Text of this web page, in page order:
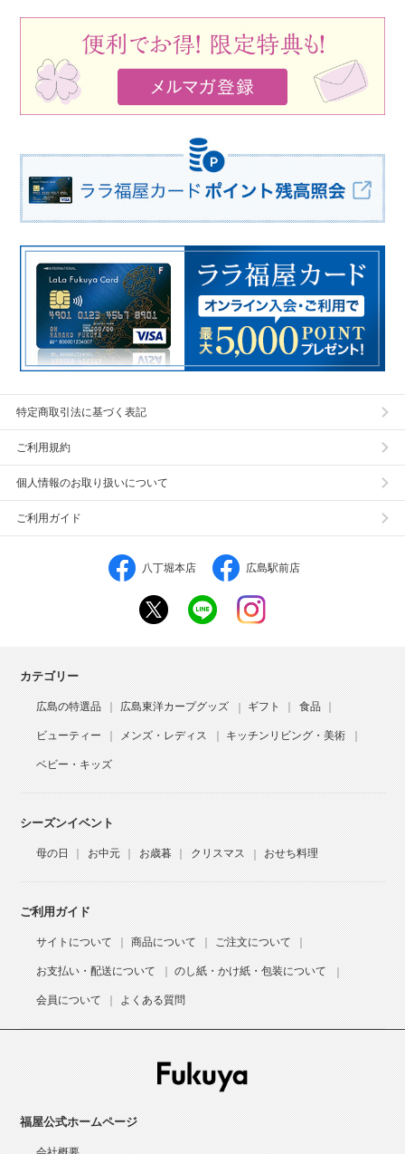
特定商取引法に基づく表記
ご利用規約
個人情報のお取り扱いについて
ご利用ガイド
八丁堀本店 広島駅前店
カテゴリー
広島の特選品 広島東洋カープグッズ ギフト 食品
ビューティー メンズ・レディス キッチンリビング・美術
ベビー・キッズ
シーズンイベント
母の日 お中元 お歳暮 クリスマス おせち料理
ご利用ガイド
サイトについて 商品について ご注文について
お支払い・配送について のし紙・かけ紙・包装について
会員について よくある質問
福屋公式ホームページ